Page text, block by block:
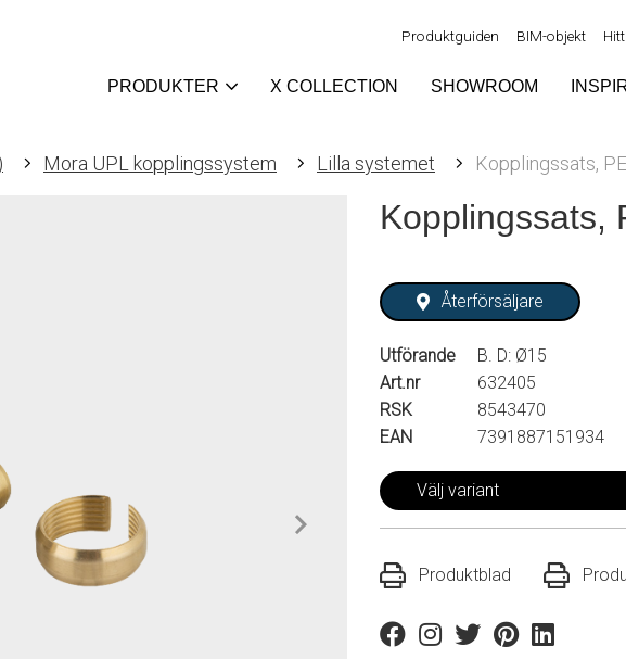
Produktguiden BIM-objekt
PRODUKTER X COLLECTION SHOWROOM
Mora UPL kopplingssystem Lilla systemet Kopplingssats,
Kopplingssats,
Återförsäljare
Utförande
B. D: Ø15
Art.nr
632405
RSK
8543470
EAN
7391887151934
Välj variant
Produktblad
FacebookInstagram
TwitterPinterestLinkedin